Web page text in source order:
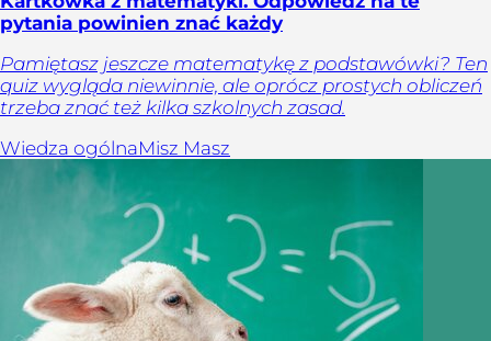
pytania powinien znać każdy
Pamiętasz jeszcze matematykę z podstawówki? Ten
quiz wygląda niewinnie, ale oprócz prostych obliczeń
trzeba znać też kilka szkolnych zasad.
Wiedza ogólnaMisz Masz